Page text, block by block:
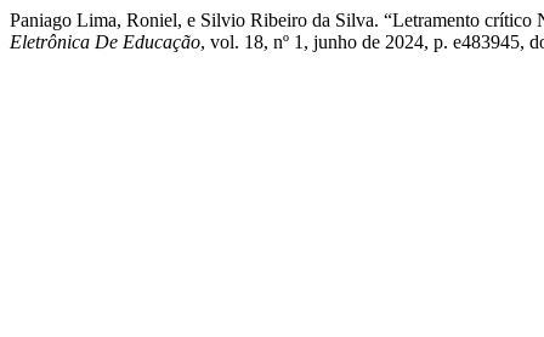
Paniago Lima, Roniel, e Silvio Ribeiro da Silva. “Letramento
Eletrônica De Educação, vol. 18, nº 1, junho de 2024, p. e483945,